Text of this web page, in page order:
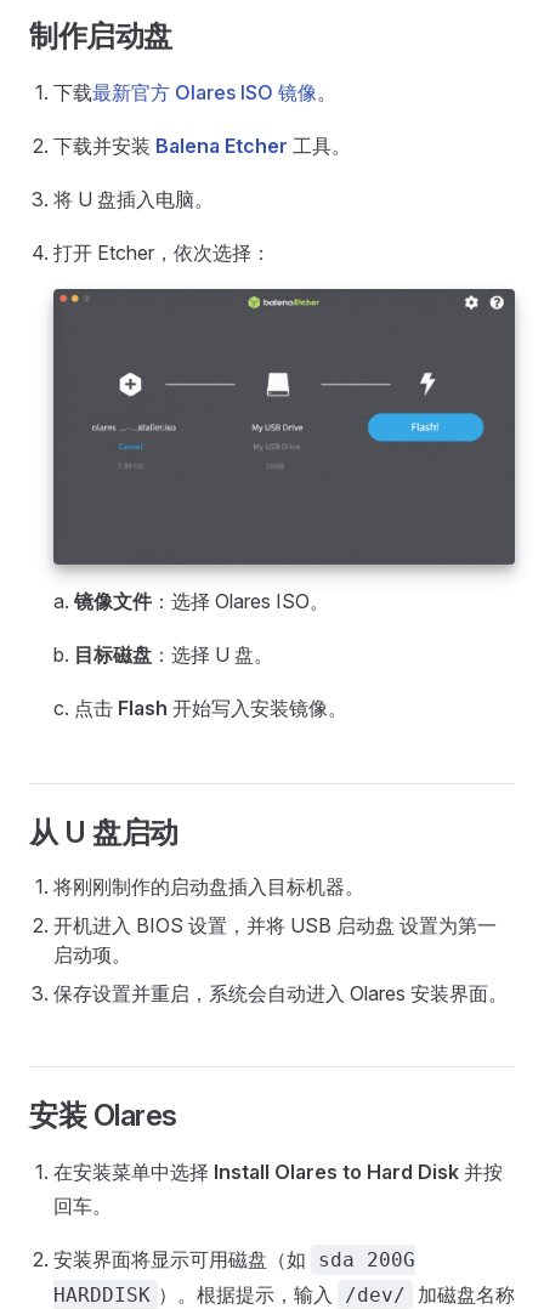
制作启动盘
下载最新官方 Olares ISO 镜像。
下载并安装 Balena Etcher 工具。
将 U 盘插入电脑。
打开 Etcher，依次选择：
a. 镜像文件：选择 Olares ISO。
b. 目标磁盘 ：选择 U 盘。
c. 点击 Flash 开始写入安装镜像。
从 U 盘启动
将刚刚制作的启动盘插入目标机器。
开机进入 BIOS 设置，并将 USB 启动盘 设置为第一
启动项。
保存设置并重启，系统会自动进入 Olares 安装界面。
安装 Olares
在安装菜单中选择 Install Olares to Hard Disk 并按
回车。
安装界面将显示可用磁盘（如
sda 200G
HARDDISK ）。根据提示，输入 /dev/
加磁盘名称